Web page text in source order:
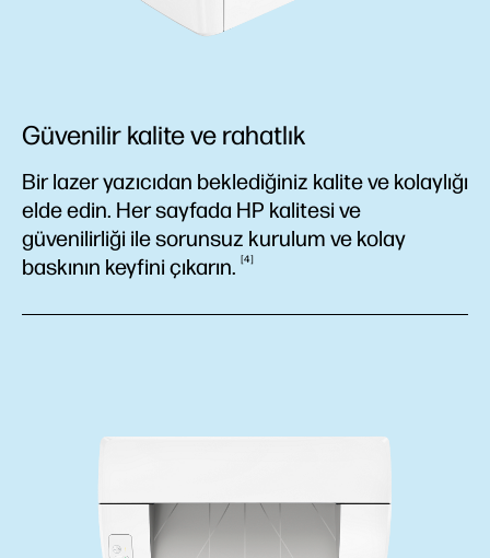
Güvenilir kalite ve rahatlık
Bir lazer yazıcıdan beklediğiniz kalite ve kolaylığı
elde edin. Her sayfada HP kalitesi ve
güvenilirliği ile sorunsuz kurulum ve kolay
baskının keyfini çıkarın. 4